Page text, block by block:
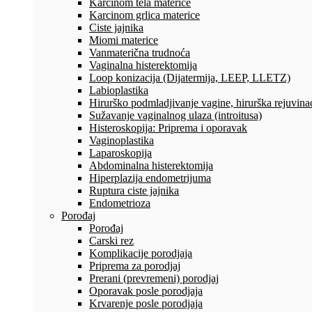
Karcinom tela materice
Karcinom grlica materice
Ciste jajnika
Miomi materice
Vanmaterična trudnoća
Vaginalna histerektomija
Loop konizacija (Dijatermija, LEEP, LLETZ)
Labioplastika
Hirurško podmladjivanje vagine, hirurška
Sužavanje vaginalnog ulaza (introitusa)
Histeroskopija: Priprema i oporavak
Vaginoplastika
Laparoskopija
Abdominalna histerektomija
Hiperplazija endometrijuma
Ruptura ciste jajnika
Endometrioza
Porođaj
Porođaj
Carski rez
Komplikacije porodjaja
Priprema za porodjaj
Prerani (prevremeni) porodjaj
Oporavak posle porodjaja
Krvarenje posle porodjaja